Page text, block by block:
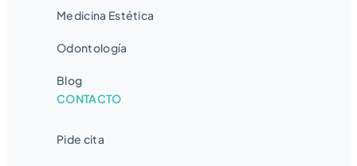
Medicina Estética
Odontología
Blog
CONTACTO
Pide cita